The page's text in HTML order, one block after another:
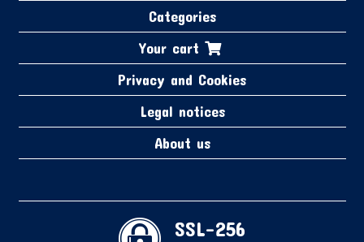
Categories
Your cart
Privacy and Cookies
Legal notices
About us
SSL-256